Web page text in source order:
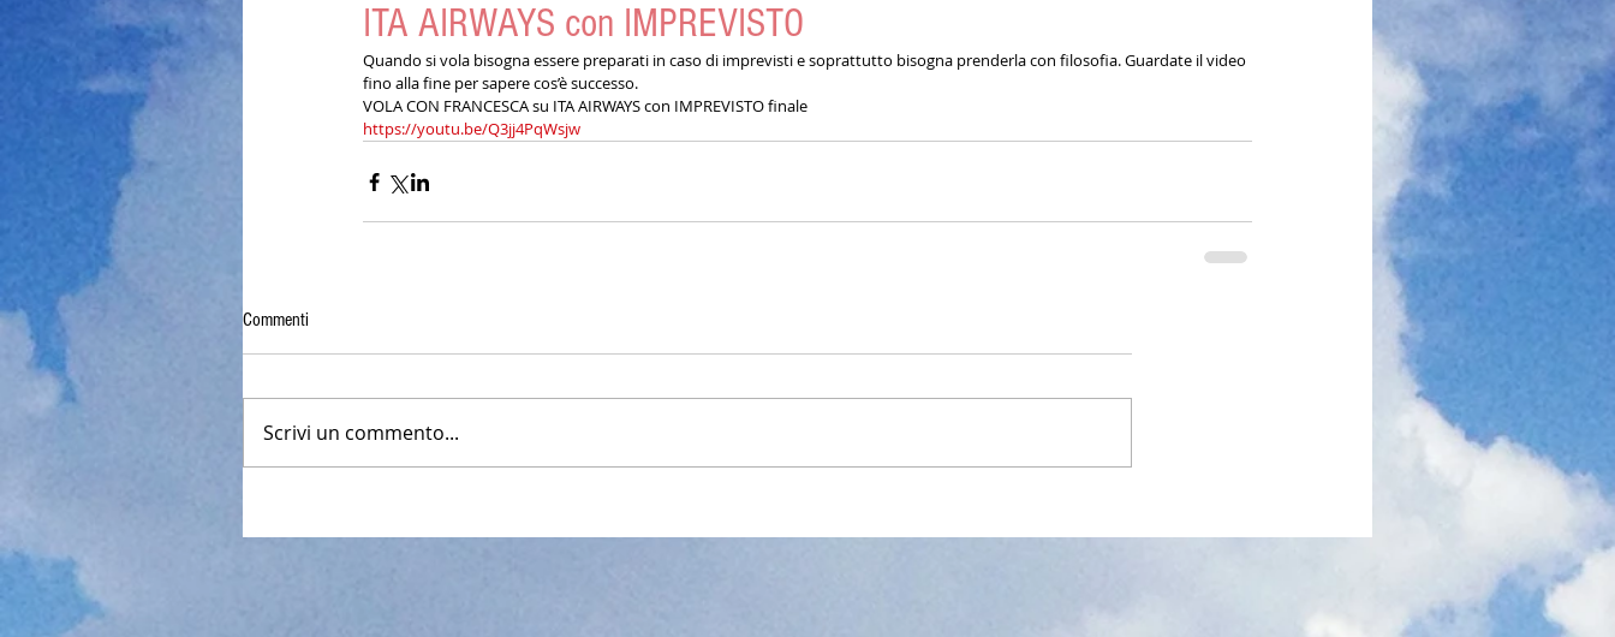
ITA AIRWAYS con IMPREVISTO
Quando si vola bisogna essere preparati in caso di imprevisti e soprattutto bisogna prenderla con filosofia. Guardate il video
fino alla fine per sapere cos’è successo.
VOLA CON FRANCESCA su ITA AIRWAYS con IMPREVISTO finale
https://youtu.be/Q3jj4PqWsjw
Commenti
Scrivi un commento...